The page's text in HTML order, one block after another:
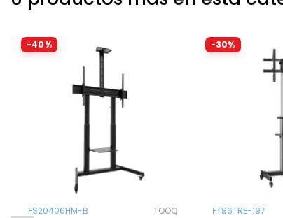
-40%
FS20406HM-B TOOQ
-30%
FT86TRE-197